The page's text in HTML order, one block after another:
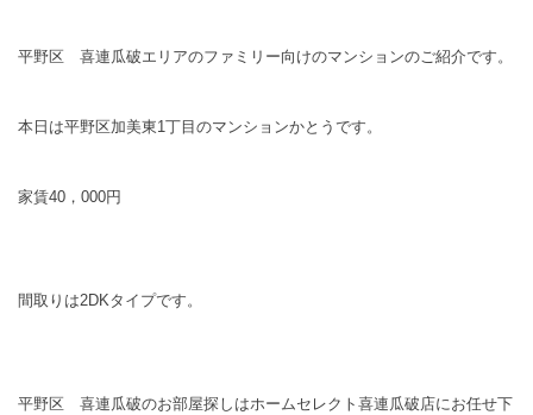
平野区 喜連瓜破エリアのファミリー向けのマンションのご紹介です。
本日は平野区加美東1丁目のマンションかとうです。
家賃40，000円
間取りは2DKタイプです。
平野区 喜連瓜破のお部屋探しはホームセレクト喜連瓜破店にお任せ下